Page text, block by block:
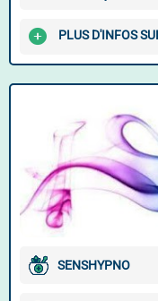
PLUS D'INFOS
SENSHYPNO